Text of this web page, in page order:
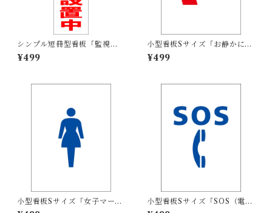
シンプル短冊型看板「監視カ
メラ設置中（赤）」【防犯・
防災】屋外可
¥499
小型看板Sサイズ「お静かにマ
ーク（赤）」 屋外可【その
他・マーク】
¥499
小型看板Sサイズ「女子マーク
（青）」 屋外可【その他・マ
小型看板Sサイズ「SOS（電
話）マーク（青）」 屋外可